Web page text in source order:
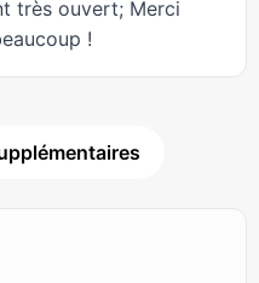
très ouvert; Merci
!